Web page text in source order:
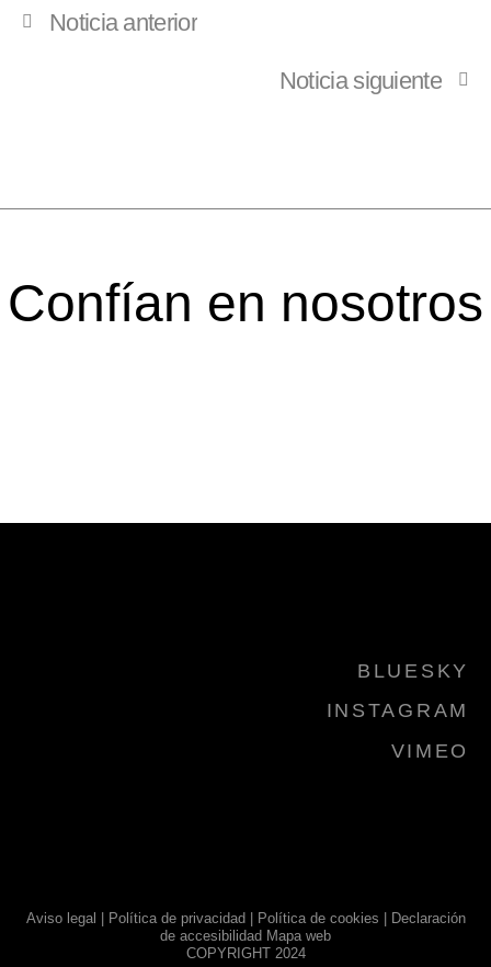
Noticia anterior
Noticia siguiente
Confían en nosotros
BLUESKY
INSTAGRAM
VIMEO
Aviso legal Política de privacidad Política de cookies
Declaración
de accesibilidad Mapa web
COPYRIGHT 2024